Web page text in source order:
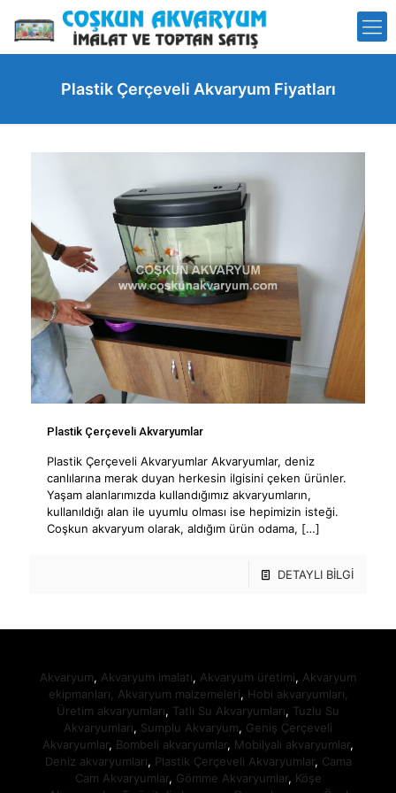
Plastik Çerçeveli Akvaryum Fiyatları
Plastik Çerçeveli Akvaryumlar
Plastik Çerçeveli Akvaryumlar Akvaryumlar, deniz
canlılarına merak duyan herkesin ilgisini çeken ürünler.
Yaşam alanlarımızda kullandığımız akvaryumların,
kullanıldığı alan ile uyumlu olması ise hepimizin isteği.
Coşkun akvaryum olarak, aldığım ürün odama, […]
DETAYLI BİLGİ
Akvaryum, Akvaryum imalatı, Akvaryum üretimi, Akvaryum
ekipmanları,
Akvaryum malzemeleri, Hobi akvaryumları,
Üretim akvaryumları, Tatlı Su Akvaryumları, Tuzlu Su
Akvaryumları, Sumplu Akvaryum, Geniş Çerçeveli
Akvaryumlar, Bombeli akvaryumlar, Mobilyalı akvaryumlar,
Deniz akvaryumları, Plastik Çerçeveli Akvaryumlar, Cama
Cam Akvaryumlar, Gömme Akvaryumlar, Köşe